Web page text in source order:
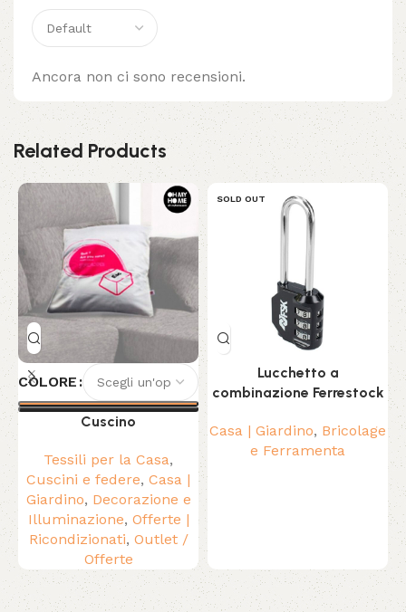
Ancora non ci sono recensioni.
Related Products
COLORE
Cuscino
Tessili per la Casa,
Cuscini e federe, Casa |
Giardino, Decorazione e
Illuminazione, Offerte |
Ricondizionati, Outlet /
Offerte
SOLD OUT
Lucchetto a
combinazione Ferrestock
Casa | Giardino, Bricolage
e Ferramenta
Read More